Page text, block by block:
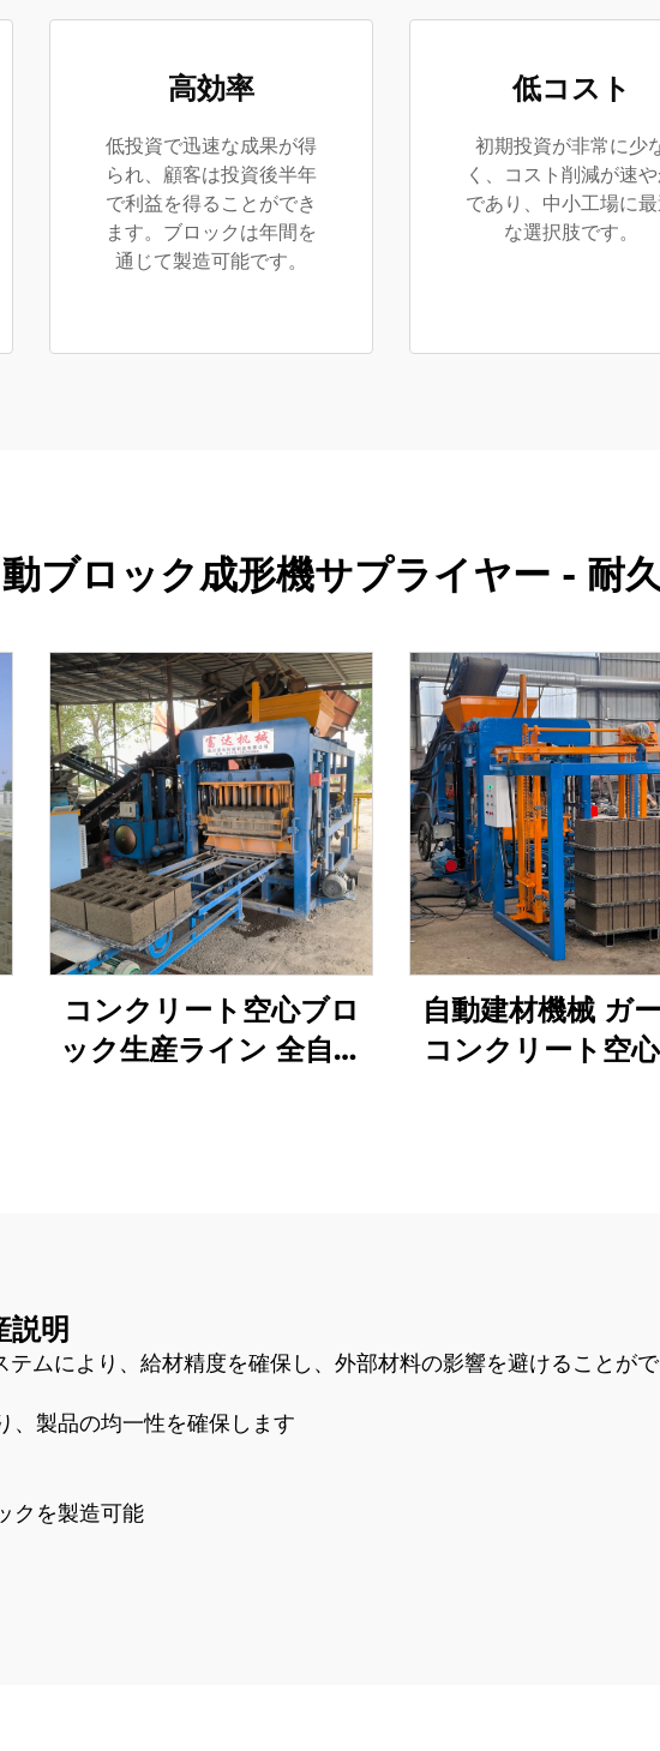
高効率
低投資で迅速な成果が得
られ、顧客は投資後半年
で利益を得ることができ
ます。ブロックは年間を
通じて製造可能です。
低コスト
初期投資が非常に少
く、コスト削減が速
であり、中小工場に
な選択肢です。
ブロック成形機サプライヤー - 耐
コンクリート空心ブロ
ック生産ライン 全自動
自動建材機械 ガ
コンクリート空
説明
ムにより、給材精度を確保し、外部材料の影響を避けることがで
、製品の均一性を確保します
クを製造可能